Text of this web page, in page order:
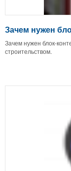
Зачем нужен
Зачем нужен блок-
строительством.